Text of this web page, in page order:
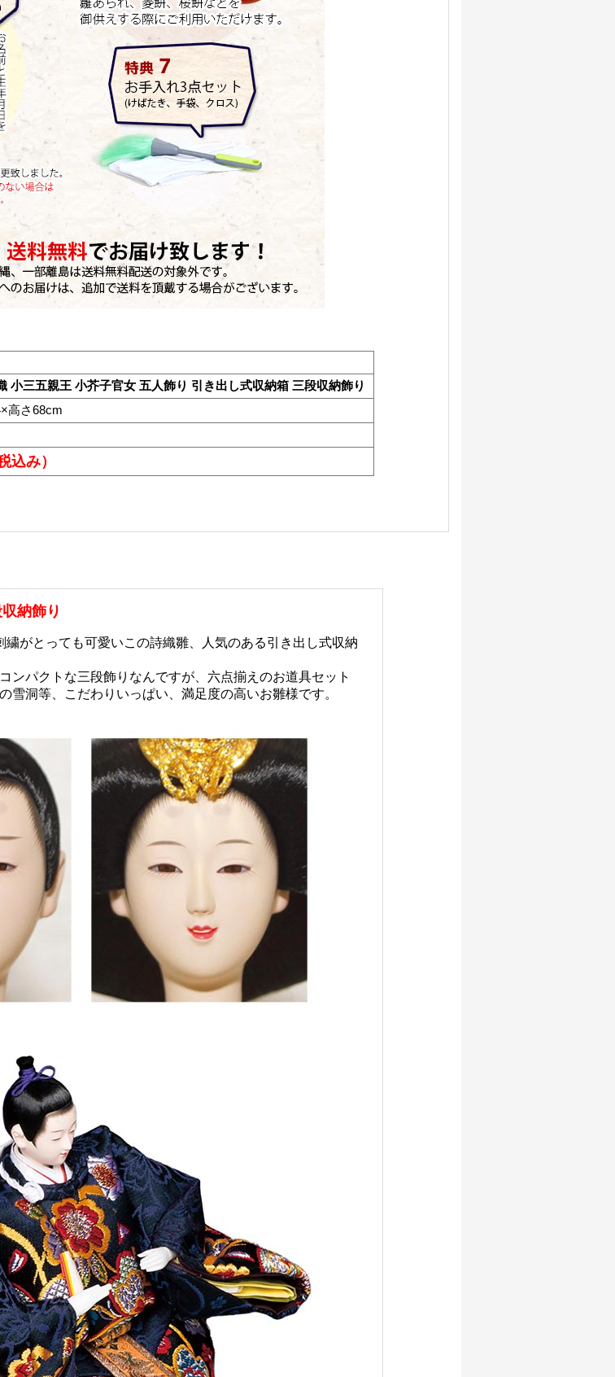
小三五親王 小芥子官女 五人飾り 引き出し式収納箱 三段収納飾り
高さ68cm
込み）
納飾り
繍がとっても可愛いこの詩織雛、人気のある引き出し式収納
ンパクトな三段飾りなんですが、六点揃えのお道具セット
雪洞等、こだわりいっぱい、満足度の高いお雛様です。